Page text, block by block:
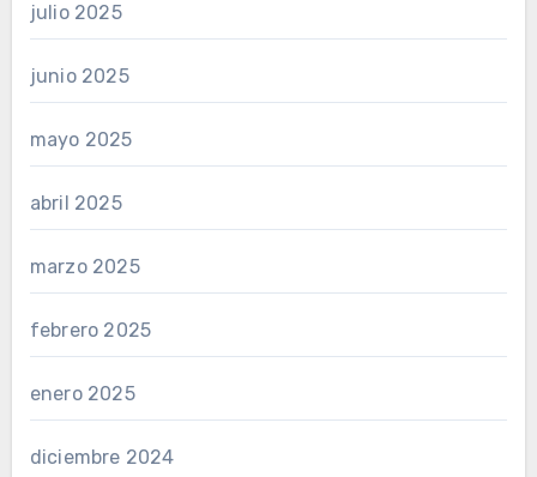
julio 2025
junio 2025
mayo 2025
abril 2025
marzo 2025
febrero 2025
enero 2025
diciembre 2024